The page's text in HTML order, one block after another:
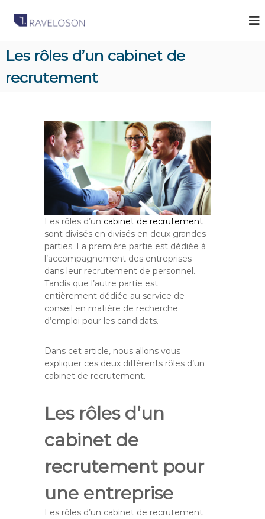
e
o
A
s
o
c
i
a
t
e
s
n
e
r
m
e
n
t
à
a
d
a
g
a
s
a
Les rôles d’un cabinet de
recrutement
Les rôles d’un cabinet de recrutement
sont divisés en divisés en deux grandes
parties. La première partie est dédiée à
l’accompagnement des entreprises
dans leur recrutement de personnel.
Tandis que l’autre partie est
entièrement dédiée au service de
conseil en matière de recherche
d’emploi pour les candidats.
Dans cet article, nous allons vous
expliquer ces deux différents rôles d’un
cabinet de recrutement.
Les rôles d’un
cabinet de
recrutement pour
une entreprise
Les rôles d’un cabinet de recrutement